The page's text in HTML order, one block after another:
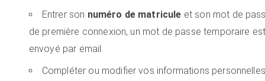
Entrer son numéro de matricule et son mot de
de première connexion, un mot de passe temporaire
envoyé par email.
Compléter ou modifier vos informations